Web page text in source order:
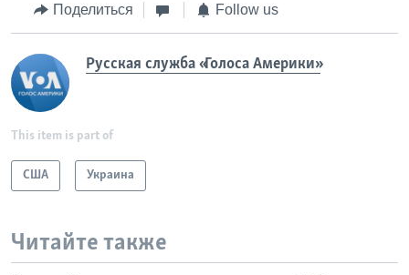
Поделиться Follow us
Русская служба «Голоса Америки»
This item is part of
США Украина
Читайте также